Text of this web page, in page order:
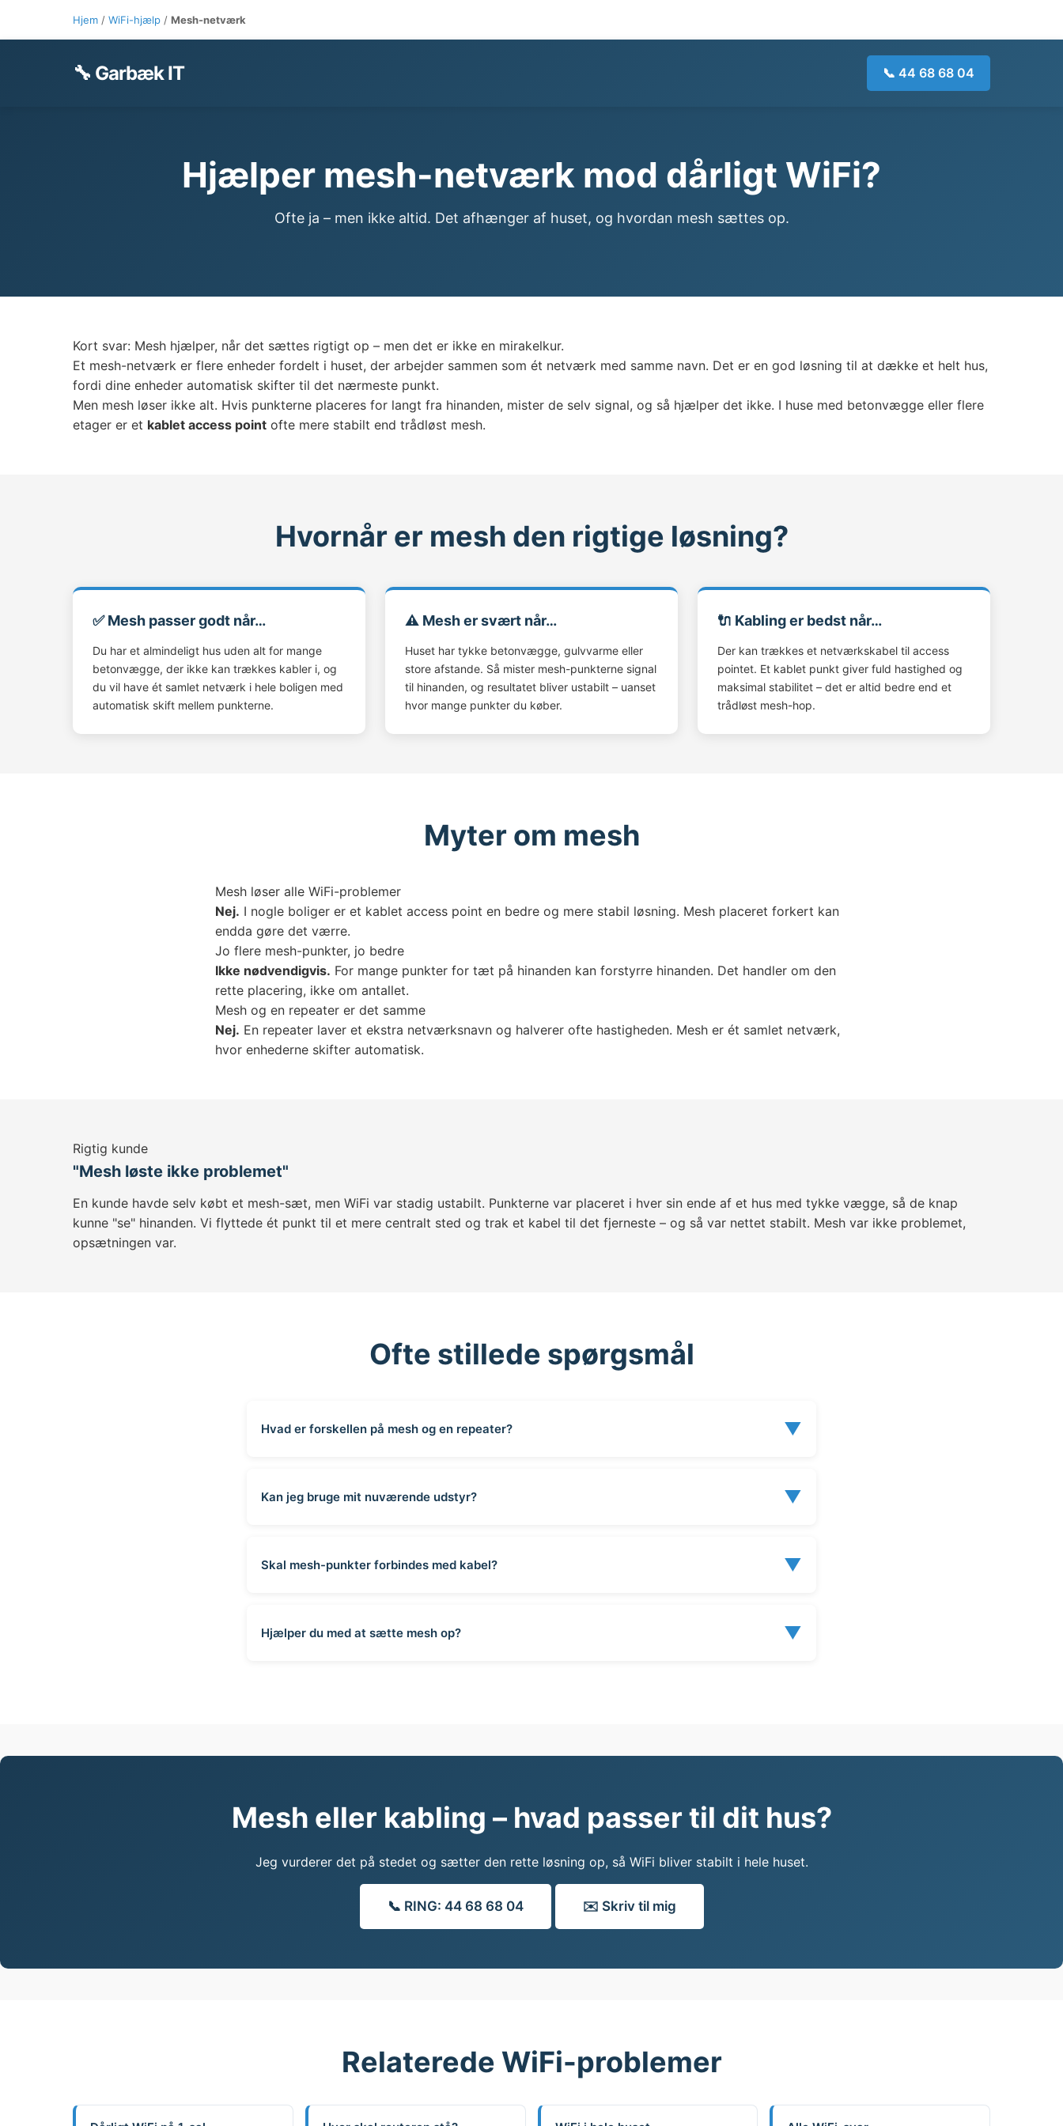
Hjem / WiFi-hjælp / Mesh-netværk
🔧 Garbæk IT 📞 44 68 68 04
Hjælper mesh-netværk mod dårligt WiFi?
Ofte ja – men ikke altid. Det afhænger af huset, og hvordan mesh sættes op.
Kort svar: Mesh hjælper, når det sættes rigtigt op – men det er ikke en mirakelkur.
Et mesh-netværk er flere enheder fordelt i huset, der arbejder sammen som ét netværk med samme navn. Det er en god løsning til at dække et helt hus,
fordi dine enheder automatisk skifter til det nærmeste punkt.
Men mesh løser ikke alt. Hvis punkterne placeres for langt fra hinanden, mister de selv signal, og så hjælper det ikke. I huse med betonvægge eller flere
etager er et kablet access point ofte mere stabilt end trådløst mesh.
Hvornår er mesh den rigtige løsning?
✅ Mesh passer godt når…
Du har et almindeligt hus uden alt for mange
betonvægge, der ikke kan trækkes kabler i, og
du vil have ét samlet netværk i hele boligen med
automatisk skift mellem punkterne.
⚠️ Mesh er svært når…
Huset har tykke betonvægge, gulvvarme eller
store afstande. Så mister mesh-punkterne signal
til hinanden, og resultatet bliver ustabilt – uanset
hvor mange punkter du køber.
🔌 Kabling er bedst når…
Der kan trækkes et netværkskabel til access
pointet. Et kablet punkt giver fuld hastighed og
maksimal stabilitet – det er altid bedre end et
trådløst mesh-hop.
Myter om mesh
Mesh løser alle WiFi-problemer
Nej. I nogle boliger er et kablet access point en bedre og mere stabil løsning. Mesh placeret forkert kan
endda gøre det værre.
Jo flere mesh-punkter, jo bedre
Ikke nødvendigvis. For mange punkter for tæt på hinanden kan forstyrre hinanden. Det handler om den
rette placering, ikke om antallet.
Mesh og en repeater er det samme
Nej. En repeater laver et ekstra netværksnavn og halverer ofte hastigheden. Mesh er ét samlet netværk,
hvor enhederne skifter automatisk.
Rigtig kunde
"Mesh løste ikke problemet"
En kunde havde selv købt et mesh-sæt, men WiFi var stadig ustabilt. Punkterne var placeret i hver sin ende af et hus med tykke vægge, så de knap
kunne "se" hinanden. Vi flyttede ét punkt til et mere centralt sted og trak et kabel til det fjerneste – og så var nettet stabilt. Mesh var ikke problemet,
opsætningen var.
Ofte stillede spørgsmål
Hvad er forskellen på mesh og en repeater? ▼
Kan jeg bruge mit nuværende udstyr? ▼
Skal mesh-punkter forbindes med kabel? ▼
Hjælper du med at sætte mesh op? ▼
Mesh eller kabling – hvad passer til dit hus?
Jeg vurderer det på stedet og sætter den rette løsning op, så WiFi bliver stabilt i hele huset.
📞 RING: 44 68 68 04 ✉️ Skriv til mig
Relaterede WiFi-problemer